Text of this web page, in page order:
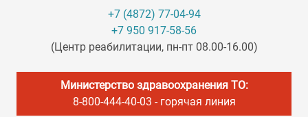
+7 (4872) 77-04-94
+7 950 917-58-56
(Центр реабилитации, пн-пт 08.00-16.00)
Министерство здравоохранения ТО:
8-800-444-40-03 - горячая линия